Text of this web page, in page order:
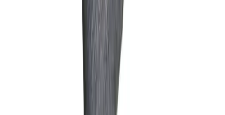
Burak Çelik Borulu Plastik Raflı Dolap ve TOKKO
Güçlendirilmiş Çelik Yorgan Hurcu Karşılaştırması
Burak Çelik ve TOKKO ürünleri arasındaki farkları öğrenin,
ihtiyaçlarınıza uygun depolama seçeneğini bulun, modern ve
dayanıklı tasarımlar hakkında bilgi edinin.